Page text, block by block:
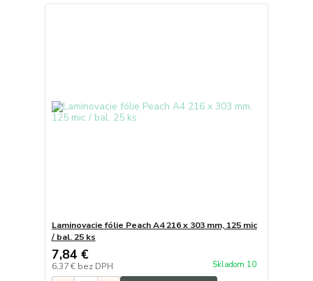
Laminovacie fólie Peach A4 216 x 303 mm, 125 mic
/ bal. 25 ks
7,84 €
6,37 € bez DPH Skladom 10